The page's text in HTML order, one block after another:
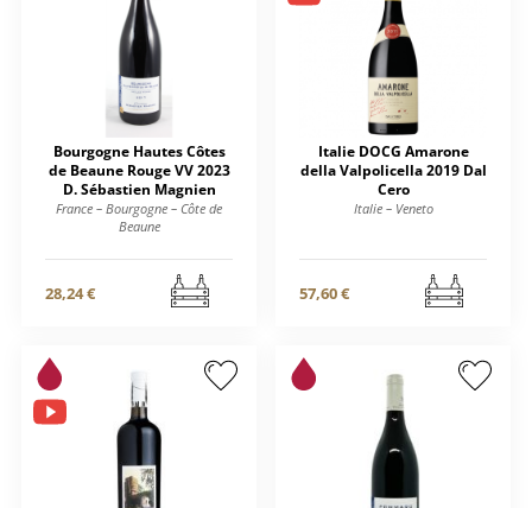
Bourgogne Hautes Côtes
de Beaune Rouge VV 2023
D. Sébastien Magnien
France – Bourgogne – Côte de
Beaune
28,24 €
Italie DOCG Amarone
della Valpolicella 2019 Dal
Cero
Italie – Veneto
57,60 €